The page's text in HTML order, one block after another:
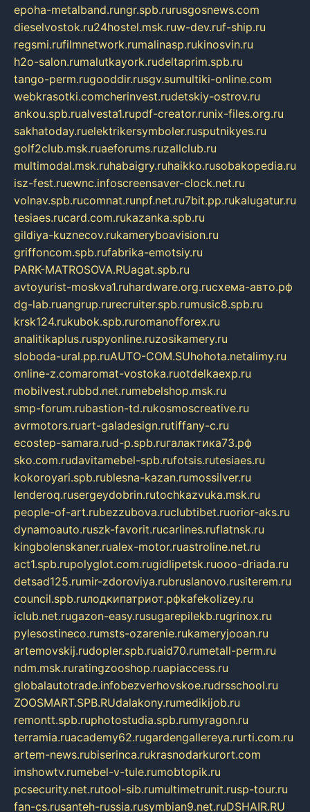
epoha-metalband.rungr.spb.rurusgosnews.com
dieselvostok.ru24hostel.msk.ruw-dev.ruf-ship.ru
regsmi.rufilmnetwork.rumalinasp.rukinosvin.ru
h2o-salon.rumalutkayork.rudeltaprim.spb.ru
tango-perm.rugooddir.rusgv.sumultiki-online.com
webkrasotki.comcherinvest.rudetskiy-ostrov.ru
ankou.spb.rualvesta1.rupdf-creator.runix-files.org.ru
sakhatoday.ruelektrikersymboler.rusputnikyes.ru
golf2club.msk.ruaeforums.ruzallclub.ru
multimodal.msk.ruhabaigry.ruhaikko.rusobakopedia.ru
isz-fest.ruewnc.infoscreensaver-clock.net.ru
volnav.spb.rucomnat.runpf.net.ru7bit.pp.rukalugatur.ru
tesiaes.rucard.com.rukazanka.spb.ru
gildiya-kuznecov.rukameryboavision.ru
griffoncom.spb.rufabrika-emotsiy.ru
PARK-MATROSOVA.RUagat.spb.ru
avtoyurist-moskva1.ruhardware.org.ruсхема-авто.рф
dg-lab.ruangrup.rurecruiter.spb.rumusic8.spb.ru
krsk124.rukubok.spb.ruromanofforex.ru
analitikaplus.ruspyonline.ruzosikamery.ru
sloboda-ural.pp.ruAUTO-COM.SUhohota.netalimy.ru
online-z.comaromat-vostoka.ruotdelkaexp.ru
mobilvest.rubbd.net.rumebelshop.msk.ru
smp-forum.rubastion-td.rukosmoscreative.ru
avrmotors.ruart-galadesign.rutiffany-c.ru
ecostep-samara.rud-p.spb.ruгалактика73.рф
sko.com.rudavitamebel-spb.rufotsis.rutesiaes.ru
kokoroyari.spb.rublesna-kazan.rumossilver.ru
lenderoq.rusergeydobrin.rutochkazvuka.msk.ru
people-of-art.rubezzubova.ruclubtibet.ruorior-aks.ru
dynamoauto.ruszk-favorit.rucarlines.ruflatnsk.ru
kingbolenskaner.rualex-motor.ruastroline.net.ru
act1.spb.rupolyglot.com.rugidlipetsk.ruooo-driada.ru
detsad125.rumir-zdoroviya.rubruslanovo.rusiterem.ru
council.spb.ruлодкипатриот.рфkafekolizey.ru
iclub.net.rugazon-easy.rusugarepilekb.rugrinox.ru
pylesostineco.rumsts-ozarenie.rukameryjooan.ru
artemovskij.rudopler.spb.ruaid70.rumetall-perm.ru
ndm.msk.ruratingzooshop.ruapiaccess.ru
globalautotrade.infobezverhovskoe.rudrsschool.ru
ZOOSMART.SPB.RUdalakony.rumedikijob.ru
remontt.spb.ruphotostudia.spb.rumyragon.ru
terramia.ruacademy62.rugardengallereya.rurti.com.ru
artem-news.rubiserinca.rukrasnodarkurort.com
imshowtv.rumebel-v-tule.rumobtopik.ru
pcsecurity.net.rutool-sib.rumultimetrunit.rusp-tour.ru
fan-cs.rusanteh-russia.rusymbian9.net.ruDSHAIR.RU